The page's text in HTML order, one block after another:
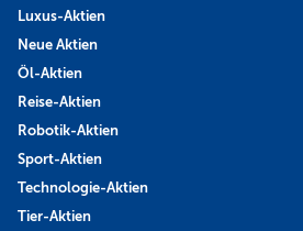
Luxus-Aktien
Neue Aktien
Öl-Aktien
Reise-Aktien
Robotik-Aktien
Sport-Aktien
Technologie-Aktien
Tier-Aktien